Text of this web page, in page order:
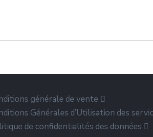
générale de vente
Générales d’Utilisation des
de confidentialités des données